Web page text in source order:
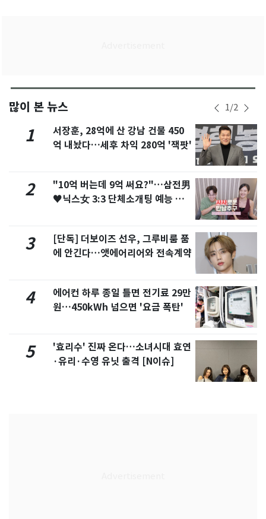
많이 본 뉴스 1/2
1
서장훈, 28억에 산 강남 건물 450
억 내놨다…세후 차익 280억 '잭팟'
2
"10억 버는데 9억 써요?"…삼전男
♥닉스女 3:3 단체소개팅 예능 화
3
[단독] 더보이즈 선우, 그루비룸 품
에 안긴다…앳에어리어와 전속계약
4
에어컨 하루 종일 틀면 전기료 29만
원…450kWh 넘으면 '요금 폭탄'
5
'효리수' 진짜 온다…소녀시대 효연
·유리·수영 유닛 출격 [N이슈]